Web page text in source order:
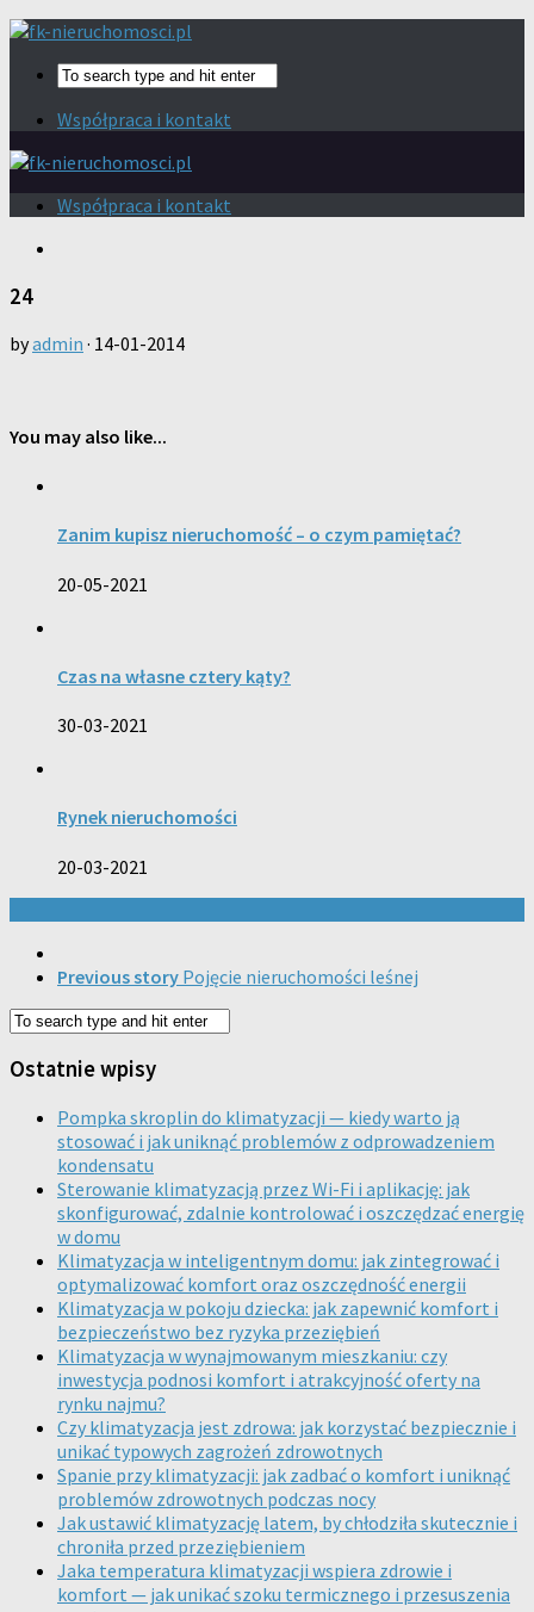
Współpraca i kontakt
Współpraca i kontakt
24
byadmin · 14-01-2014
You may also like...
Zanim kupisz nieruchomość – o czym pamiętać?
20-05-2021
Czas na własne cztery kąty?
30-03-2021
Rynek nieruchomości
20-03-2021
Previous story Pojęcie nieruchomości leśnej
Ostatnie wpisy
Pompka skroplin do klimatyzacji — kiedy warto ją
stosować i jak uniknąć problemów z odprowadzeniem
kondensatu
Sterowanie klimatyzacją przez Wi-Fi i aplikację: jak
skonfigurować, zdalnie kontrolować i oszczędzać energię
w domu
Klimatyzacja w inteligentnym domu: jak zintegrować i
optymalizować komfort oraz oszczędność energii
Klimatyzacja w pokoju dziecka: jak zapewnić komfort i
bezpieczeństwo bez ryzyka przeziębień
Klimatyzacja w wynajmowanym mieszkaniu: czy
inwestycja podnosi komfort i atrakcyjność oferty na
rynku najmu?
Czy klimatyzacja jest zdrowa: jak korzystać bezpiecznie i
unikać typowych zagrożeń zdrowotnych
Spanie przy klimatyzacji: jak zadbać o komfort i uniknąć
problemów zdrowotnych podczas nocy
Jak ustawić klimatyzację latem, by chłodziła skutecznie i
chroniła przed przeziębieniem
Jaka temperatura klimatyzacji wspiera zdrowie i
komfort — jak unikać szoku termicznego i przesuszenia